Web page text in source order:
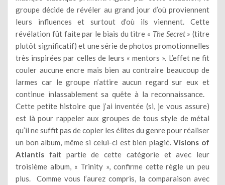
groupe décide de révéler au grand jour d’où proviennent
leurs influences et surtout d’où ils viennent. Cette
révélation fût faite par le biais du titre « The Secret » (titre
plutôt significatif) et une série de photos promotionnelles
très inspirées par celles de leurs « mentors ». L’effet ne fit
couler aucune encre mais bien au contraire beaucoup de
larmes car le groupe n’attire aucun regard sur eux et
continue inlassablement sa quête à la reconnaissance.
Cette petite histoire que j’ai inventée (si, je vous assure)
est là pour rappeler aux groupes de tous style de métal
qu’il ne suffit pas de copier les élites du genre pour réaliser
un bon album, même si celui-ci est bien plagié.Visions of
Atlantis fait partie de cette catégorie et avec leur
troisième album, « Trinity », confirme cette règle un peu
plus. Comme vous l’aurez compris, la comparaison avec